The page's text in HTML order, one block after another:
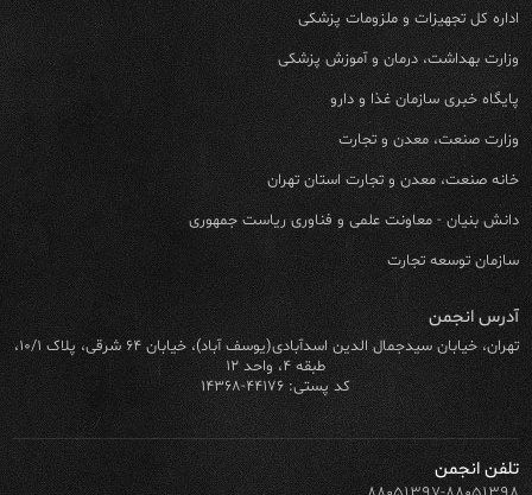
اداره کل تجهیزات و ملزومات پزشکی
وزارت بهداشت، درمان و آموزش پزشکی
پایگاه خبری سازمان غذا و دارو
وزارت صنعت، معدن و تجارت
خانه صنعت، معدن و تجارت استان تهران
دانش بنیان - معاونت علمی و فناوری ریاست جمهوری
سازمان توسعه تجارت
آدرس انجمن
تهران، خیابان سیدجمال الدین اسدآبادی(یوسف آباد)، خیابان ۶۴ شرقی، پلاک ۱۰/۱،
طبقه ۴، واحد ۱۲
کد پستی: ۴۴۱۷۶-۱۴۳۶۸
تلفن انجمن